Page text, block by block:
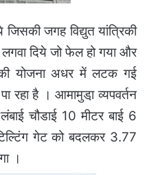
जगह विद्युत यांत्रिकी
दिये जो फेल हो गया और
योजना अधर में लटक गई
रहा है ।आमामुडा़ व्यपवर्तन
चौडाई 10 मीटर बाई 6
गेट को बदलकर 3.77
।